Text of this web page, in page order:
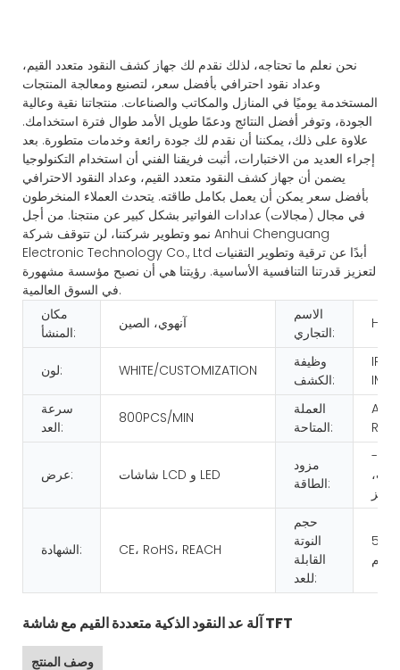
نحن نعلم ما تحتاجه، لذلك نقدم لك جهاز كشف النقود متعدد القيم،
وعداد نقود احترافي بأفضل سعر، لتصنيع ومعالجة المنتجات
المستخدمة يوميًا في المنازل والمكاتب والصناعات. منتجاتنا نقية وعالية
الجودة، وتوفر أفضل النتائج ودعمًا طويل الأمد طوال فترة استخدامك.
علاوة على ذلك، يمكننا أن نقدم لك جودة رائعة وخدمات متطورة. بعد
إجراء العديد من الاختبارات، أثبت فريقنا الفني أن استخدام التكنولوجيا
يضمن أن جهاز كشف النقود متعدد القيم، وعداد النقود الاحترافي
بأفضل سعر يمكن أن يعمل بكامل طاقته. يتحدث العملاء المنخرطون
في مجال (مجالات) عدادات الفواتير بشكل كبير عن منتجنا. من أجل
نمو وتطوير شركتنا، لن تتوقف شركة Anhui Chenguang
Electronic Technology Co., Ltd أبدًا عن ترقية وتطوير التقنيات
لتعزيز قدرتنا التنافسية الأساسية. رؤيتنا هي أن نصبح مؤسسة مشهورة
في السوق العالمية.
مكان
المنشأ:
آنهوي، الصين
الاسم
التجاري:
لون: WHITE/CUSTOMIZATION
وظيفة
الكشف:
IR/
سرعة
العد:
800PCS/MIN
العملة
المتاحة:
AS
عرض: شاشات LCD و LED
مزود
الطاقة:
تيار متردد 100-
فولت،
الشهادة: CE، RoHS، REACH
حجم
النوتة
القابلة
للعد:
آلة عد النقود الذكية متعددة القيم مع شاشة TFT
وصف المنتج